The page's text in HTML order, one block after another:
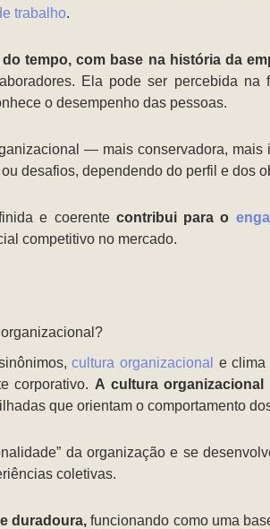
trabalho.
tempo, com base na história da
Ela pode ser percebida na
o desempenho das pessoas.
— mais conservadora, mais
desafios, dependendo do perfil e dos
e coerente contribui para o
competitivo no mercado.
cultura organizacional
e clima
corporativo. A cultura
que orientam o comportamento
da organização e se
coletivas.
duradoura, funcionando como uma